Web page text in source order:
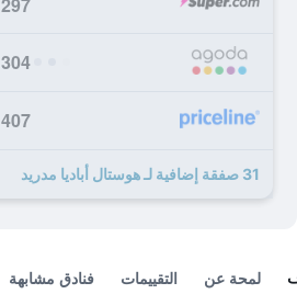
304 ﷼
407 ﷼
31 صفقة إضافية لـ هوستال أباديا مدريد
لمحة عن التقييمات فنادق مشابهة